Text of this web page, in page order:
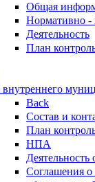
Общая
Нормативно -
Деятельность
План
Back
Состав и
План
НПА
Деятельность
Соглашения о